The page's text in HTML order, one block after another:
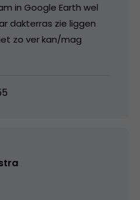
in Google Earth wel
dakterras zie liggen
zo ver kan/mag